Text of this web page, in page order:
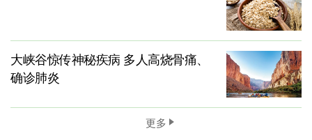
大峡谷惊传神秘疾病 多人高烧骨痛、
确诊肺炎
更多